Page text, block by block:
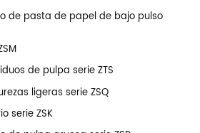
de pasta de papel de bajo pulso
de pulpa serie ZTS
ligeras serie ZSQ
serie ZSK